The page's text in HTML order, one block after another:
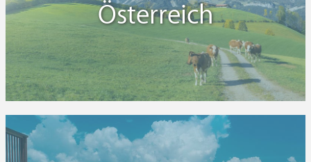
Österreich